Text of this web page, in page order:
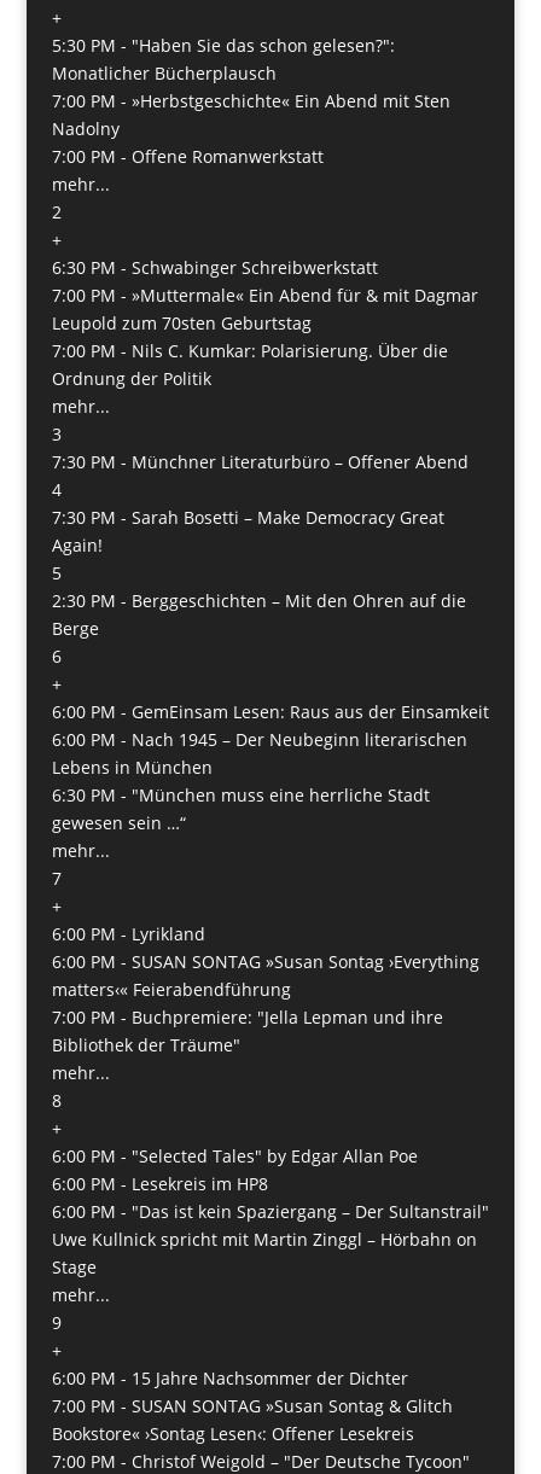
+
5:30 PM - "Haben Sie das schon gelesen?":
Monatlicher Bücherplausch
7:00 PM - »Herbstgeschichte« Ein Abend mit Sten
Nadolny
7:00 PM - Offene Romanwerkstatt
mehr...
2
+
6:30 PM - Schwabinger Schreibwerkstatt
7:00 PM - »Muttermale« Ein Abend für & mit Dagmar
Leupold zum 70sten Geburtstag
7:00 PM - Nils C. Kumkar: Polarisierung. Über die
Ordnung der Politik
mehr...
3
7:30 PM - Münchner Literaturbüro – Offener Abend
4
7:30 PM - Sarah Bosetti – Make Democracy Great
Again!
5
2:30 PM - Berggeschichten – Mit den Ohren auf die
Berge
6
+
6:00 PM - GemEinsam Lesen: Raus aus der Einsamkeit
6:00 PM - Nach 1945 – Der Neubeginn literarischen
Lebens in München
6:30 PM - "München muss eine herrliche Stadt
gewesen sein …“
mehr...
7
+
6:00 PM - Lyrikland
6:00 PM - SUSAN SONTAG »Susan Sontag ›Everything
matters‹« Feierabendführung
7:00 PM - Buchpremiere: "Jella Lepman und ihre
Bibliothek der Träume"
mehr...
8
+
6:00 PM - "Selected Tales" by Edgar Allan Poe
6:00 PM - Lesekreis im HP8
6:00 PM - "Das ist kein Spaziergang – Der Sultanstrail"
Uwe Kullnick spricht mit Martin Zinggl – Hörbahn on
Stage
mehr...
9
+
6:00 PM - 15 Jahre Nachsommer der Dichter
7:00 PM - SUSAN SONTAG »Susan Sontag & Glitch
Bookstore« ›Sontag Lesen‹: Offener Lesekreis
7:00 PM - Christof Weigold – "Der Deutsche Tycoon"